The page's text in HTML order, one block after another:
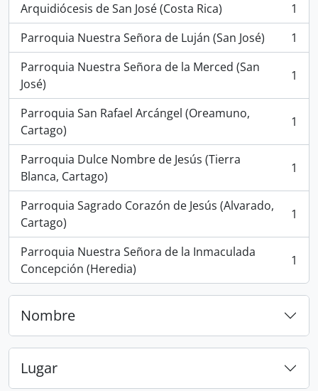
Arquidiócesis de San José (Costa Rica)
, 1 resultados
1
Parroquia Nuestra Señora de Luján (San José)
, 1 resultados
1
Parroquia Nuestra Señora de la Merced (San
José)
, 1 resultados 1
Parroquia San Rafael Arcángel (Oreamuno,
Cartago)
, 1 resultados 1
Parroquia Dulce Nombre de Jesús (Tierra
Blanca, Cartago)
, 1 resultados 1
Parroquia Sagrado Corazón de Jesús (Alvarado,
Cartago)
, 1 resultados 1
Parroquia Nuestra Señora de la Inmaculada
Concepción (Heredia)
, 1 resultados 1
Nombre
Lugar